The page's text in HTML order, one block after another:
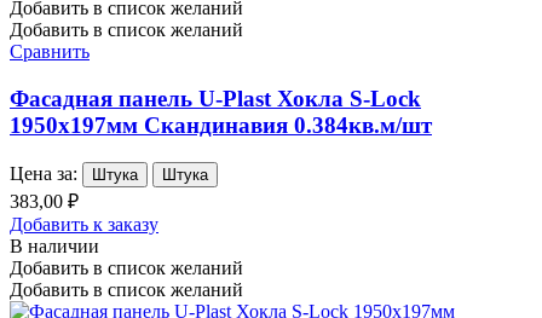
Добавить в список желаний
Добавить в список желаний
Сравнить
Фасадная панель U-Plast Хокла S-Lock
1950х197мм Скандинавия 0.384кв.м/шт
Цена за: Штука Штука
383,00 ₽
Добавить к заказу
В наличии
Добавить в список желаний
Добавить в список желаний